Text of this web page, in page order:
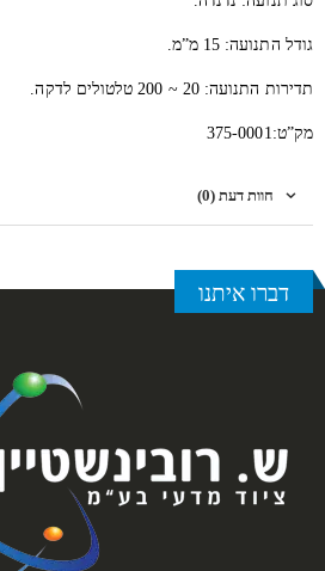
גודל התנועה: 15 מ”מ.
תדירות התנועה: 20 ~ 200 טלטולים לדקה.
מק”ט:375-0001
חוות דעת (0)
דברו איתנו